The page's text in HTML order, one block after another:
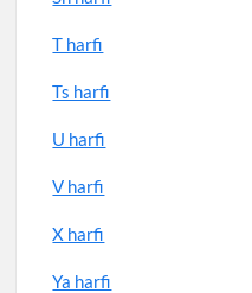
T harfi
Ts harfi
U harfi
V harfi
X harfi
Ya harfi